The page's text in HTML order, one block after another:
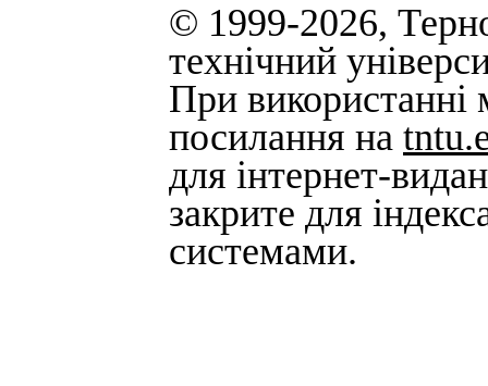
© 1999-2026,
технічний
При використанні
посилання на
для інтернет-
закрите для
системами.